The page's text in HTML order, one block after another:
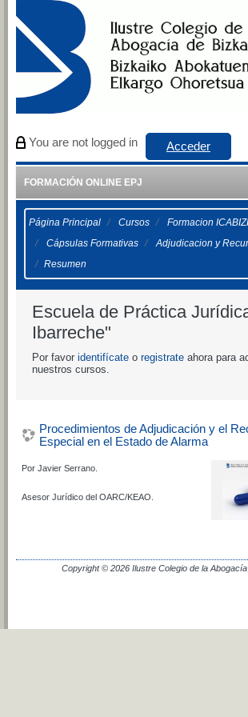
Salta al contenido principal
You are not logged in Acceder
FORMACIÓN ONLINE EPJ
Página Principal Cursos
Formacion
Cápsulas Formativas
Adjudicacion y
Resumen
Escuela de Práctica
Ibarreche"
Por favor identifícate o registrate ahora para
nuestros cursos.
Procedimientos de Adjudicación y el
Especial en el Estado de Alarma
Por Javier Serrano.
Asesor Jurídico del OARC/KEAO.
Copyright © 2026 Ilustre Colegio de la